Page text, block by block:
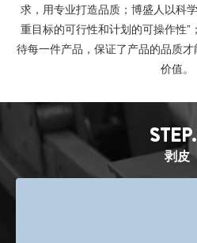
求，用专业打造品质；博盛人以科
重目标的可行性和计划的可操作性
待每一件产品，保证了产品的品质
价值。
剥皮